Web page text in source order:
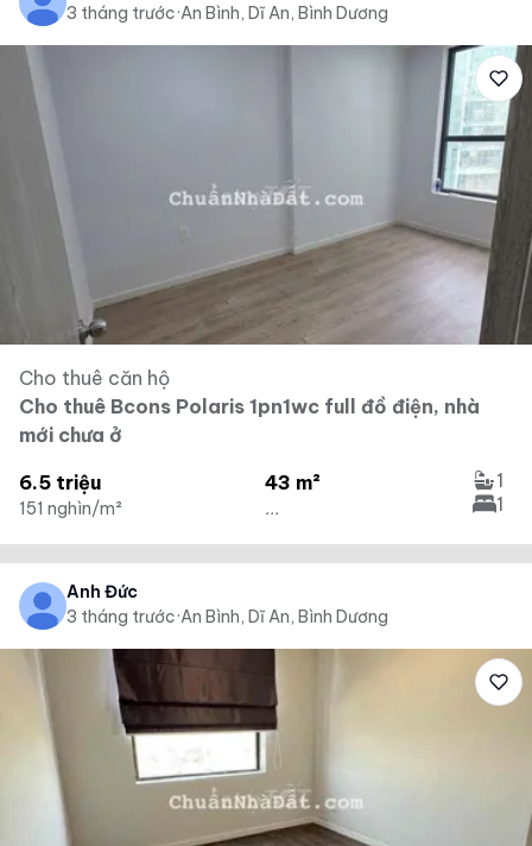
3 tháng trước·An Bình, Dĩ An, Bình Dương
Cho thuê căn hộ
Cho thuê Bcons Polaris 1pn1wc full đồ điện, nhà
mới chưa ở
6.5 triệu
151 nghìn/m²
43 m²
...
1
1
Anh Đức
3 tháng trước·An Bình, Dĩ An, Bình Dương